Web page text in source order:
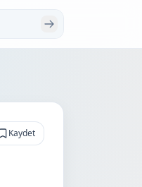
Kaydet